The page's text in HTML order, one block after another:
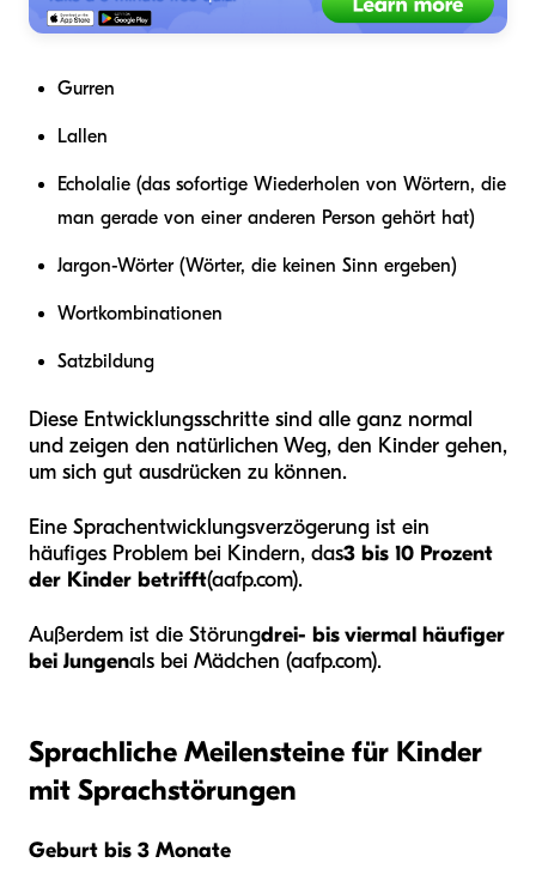
Gurren
Lallen
Echolalie (das sofortige Wiederholen von Wörtern, die
man gerade von einer anderen Person gehört hat)
Jargon-Wörter (Wörter, die keinen Sinn ergeben)
Wortkombinationen
Satzbildung
Diese Entwicklungsschritte sind alle ganz normal
und zeigen den natürlichen Weg, den Kinder gehen,
um sich gut ausdrücken zu können.
Eine Sprachentwicklungsverzögerung ist ein
häufiges Problem bei Kindern, das3 bis 10 Prozent
der Kinder betrifft(aafp.com).
Außerdem ist die Störungdrei- bis viermal häufiger
bei Jungenals bei Mädchen (aafp.com).
Sprachliche Meilensteine für Kinder
mit Sprachstörungen
Geburt bis 3 Monate